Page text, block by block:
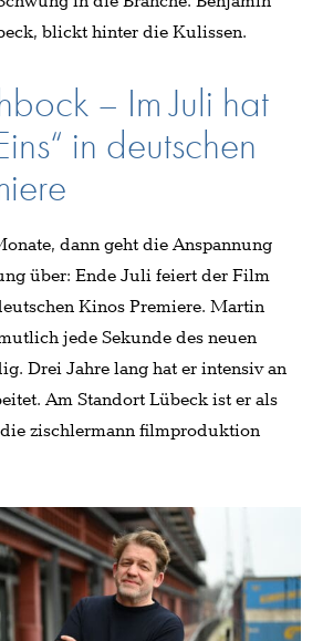
blickt hinter die Kulissen.
– Im Juli hat
in deutschen
dann geht die Anspannung
über: Ende Juli feiert der Film
Kinos Premiere. Martin
jede Sekunde des neuen
Drei Jahre lang hat er intensiv an
Am Standort Lübeck ist er als
zischlermann filmproduktion